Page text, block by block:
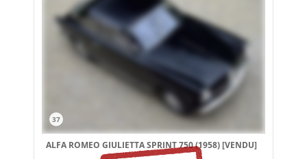
37
ALFA ROMEO GIULIETTA SPRINT 750 (1958)[VENDU]